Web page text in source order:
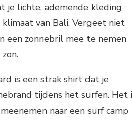
je lichte, ademende kleding
van Bali. Vergeet niet
een zonnebril mee te nemen
is een strak shirt dat je
tijdens het surfen. Het
naar een surf camp